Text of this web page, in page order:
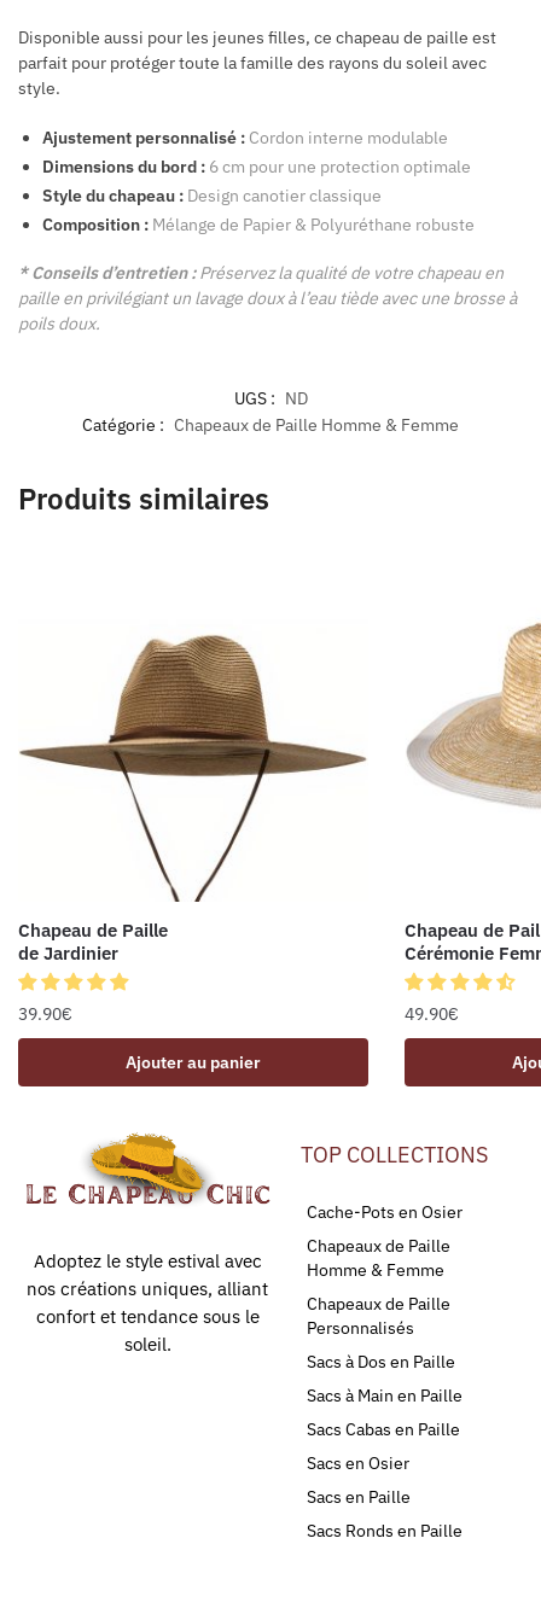
Disponible aussi pour les jeunes filles, ce chapeau de paille est
parfait pour protéger toute la famille des rayons du soleil avec
style.
Ajustement personnalisé : Cordon interne modulable
Dimensions du bord : 6 cm pour une protection optimale
Style du chapeau : Design canotier classique
Composition : Mélange de Papier & Polyuréthane robuste
* Conseils d’entretien :Préservez la qualité de votre chapeau en
paille en privilégiant un lavage doux à l’eau tiède avec une brosse à
poils doux.
UGS : ND
Catégorie : Chapeaux de Paille Homme & Femme
Produits similaires
Chapeau de Paille
de Jardinier
39.90€
Ajouter au panier
Chapeau de
Cérémonie
49.90€
Adoptez le style estival avec
nos créations uniques, alliant
confort et tendance sous le
soleil.
TOP COLLECTIONS
Cache-Pots en Osier
Chapeaux de Paille
Homme & Femme
Chapeaux de Paille
Personnalisés
Sacs à Dos en Paille
Sacs à Main en Paille
Sacs Cabas en Paille
Sacs en Osier
Sacs en Paille
Sacs Ronds en Paille